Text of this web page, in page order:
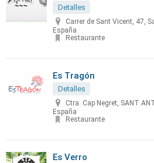
Detalles
Carrer de Sant Vicent, 47,
España
Restaurante
Es Tragón
Detalles
Ctra. Cap Negret, SANT
España
Restaurante
Es Verro